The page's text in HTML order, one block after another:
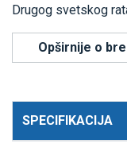
Drugog svetskog
Opširnije o
SPECIFIKACIJA